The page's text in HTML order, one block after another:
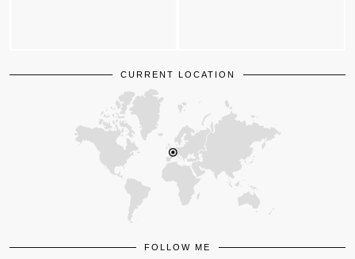
CURRENT LOCATION
FOLLOW ME